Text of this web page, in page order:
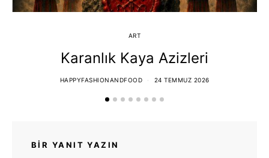
ART
Karanlık Kaya Azizleri
HAPPYFASHIONANDFOOD 24 TEMMUZ 2026
BIR YANIT YAZIN